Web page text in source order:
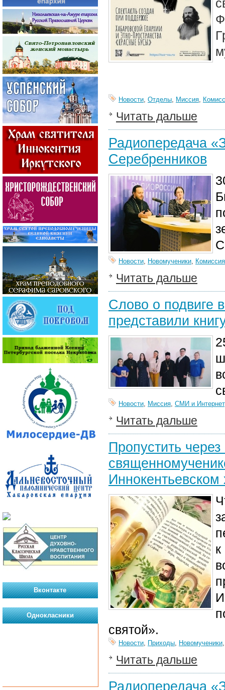
Новости, Отделы, Миссия,
Читать дальше
Радиопередача
Серебренников
Новости, Новомученики,
Читать дальше
Слово о подвиге
представили
Новости, Миссия, СМИ и Интернет
Читать дальше
Пропустить
святой».
Новости, Приходы, Новомученики
Читать дальше
Радиопередача
Вконтакте
Однокласники